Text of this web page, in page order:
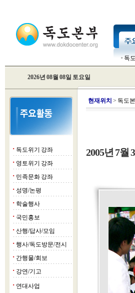
독
2026년 08월 08일 토요일
■ 독도위기 강좌
■ 영토위기 강좌
■ 민족문화 강좌
■ 성명/논평
■ 학술행사
■ 국민홍보
■ 산행/답사/모임
■ 행사/독도방문/전시
■ 간행물/회보
■ 강연/기고
■ 연대사업
현재위치 > 독도
2005년 7월